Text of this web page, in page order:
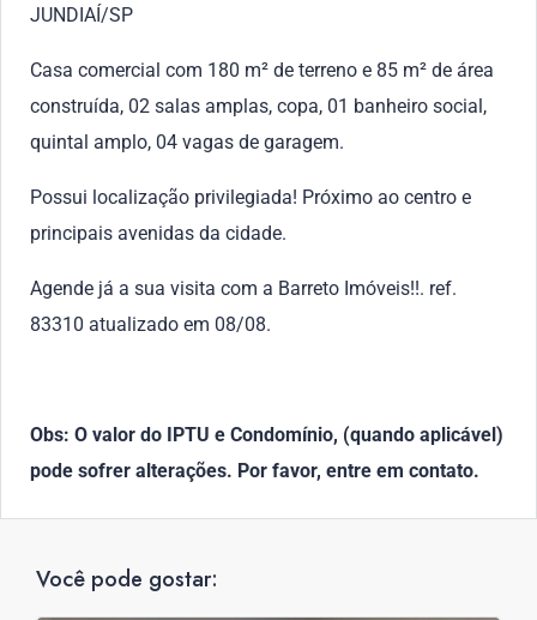
JUNDIAÍ/SP
Casa comercial com 180 m² de terreno e 85 m² de área
construída, 02 salas amplas, copa, 01 banheiro social,
quintal amplo, 04 vagas de garagem.
Possui localização privilegiada! Próximo ao centro e
principais avenidas da cidade.
Agende já a sua visita com a Barreto Imóveis!!. ref.
83310 atualizado em 08/08.
Obs: O valor do IPTU e Condomínio, (quando aplicável)
pode sofrer alterações. Por favor, entre em contato.
Você pode gostar: